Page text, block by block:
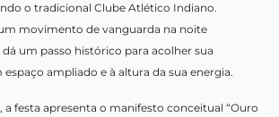
o tradicional Clube Atlético Indiano.
movimento de vanguarda na noite
um passo histórico para acolher sua
ampliado e à altura da sua energia.
a festa apresenta o manifesto conceitual “Ouro